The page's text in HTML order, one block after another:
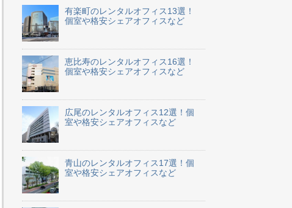
有楽町のレンタルオフィス13選！
個室や格安シェアオフィスなど
恵比寿のレンタルオフィス16選！
個室や格安シェアオフィスなど
広尾のレンタルオフィス12選！個
室や格安シェアオフィスなど
青山のレンタルオフィス17選！個
室や格安シェアオフィスなど